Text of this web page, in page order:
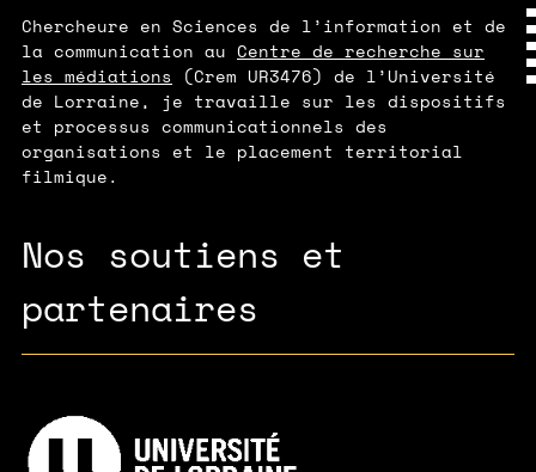
Chercheure en Sciences de l’information et de
la communication au Centre de recherche sur
les médiations
(Crem UR3476) de l’Université
de Lorraine, je travaille sur les dispositifs
et processus communicationnels des
organisations et le placement territorial
filmique.
Nos soutiens et
partenaires